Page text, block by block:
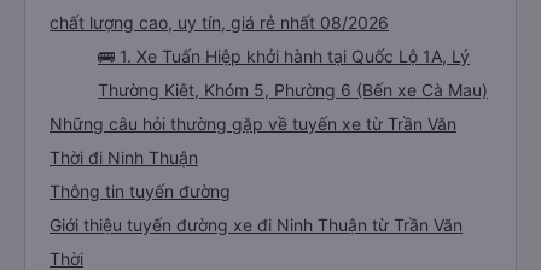
chất lượng cao, uy tín, giá rẻ nhất 08/2026
🚌 1. Xe Tuấn Hiệp khởi hành tại Quốc Lộ 1A, Lý
Thường Kiệt, Khóm 5, Phường 6 (Bến xe Cà Mau)
Những câu hỏi thường gặp về tuyến xe từ Trần Văn
Thời đi Ninh Thuận
Thông tin tuyến đường
Giới thiệu tuyến đường xe đi Ninh Thuận từ Trần Văn
Thời